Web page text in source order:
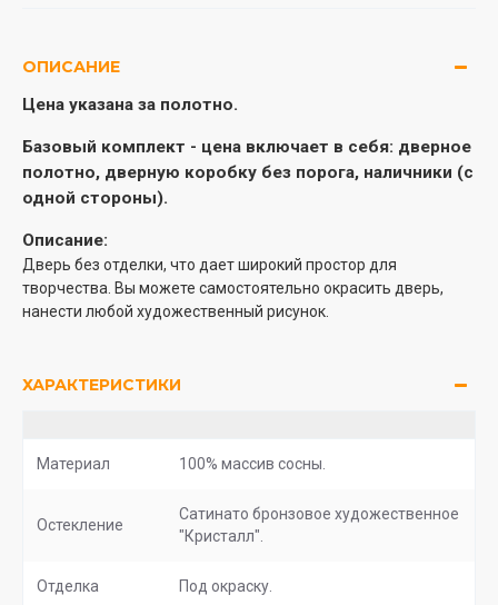
ОПИСАНИЕ
Цена указана за полотно.
Базовый комплект - цена включает в себя: дверное
полотно, дверную коробку без порога, наличники (с
одной стороны).
Описание:
Дверь без отделки, что дает широкий простор для
творчества. Вы можете самостоятельно окрасить дверь,
нанести любой художественный рисунок.
ХАРАКТЕРИСТИКИ
Материал 100% массив сосны.
Остекление
Сатинато бронзовое художественное
"Кристалл".
Отделка Под окраску.